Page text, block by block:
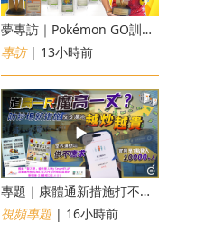
夢專訪｜Pokémon GO訓練員「蝦皮」16歲打上世界第一！戰友成最強後盾
專訪| 13小時前
專題｜康體通新措施打不倒黃牛？室內運動場一場難求越炒越貴
視頻專題| 16小時前